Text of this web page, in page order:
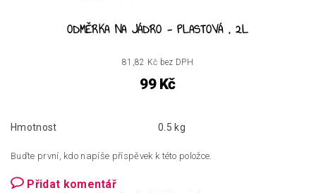
ODMĚRKA NA JÁDRO - PLASTOVÁ , 2L
81,82 Kč bez DPH
99 Kč
Hmotnost 0.5 kg
Buďte první, kdo napíše příspěvek k této položce.
Přidat komentář